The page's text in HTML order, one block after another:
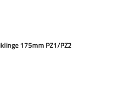
175mm PZ1/PZ2